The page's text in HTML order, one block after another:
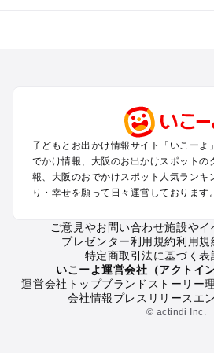
梅田・キタ・淀屋橋・本町・福島のプ
東大阪・八尾・寝屋川・守口・門真の
大阪ベイエリア（USJ・南港）のプー
なんば・心斎橋・道頓堀・四ツ橋・ミ
天王寺・阿倍野・上本町・長居のプー
新大阪・江坂・十三のプールお出かけ
大阪の定番お出かけスポット
大阪の遊園地
大阪の動物園
子どもとお出かけ情報サイト「いこーよ
でかけ情報、大阪のお出かけスポットの
報、大阪のおでかけスポット人気ランキ
り・幸せを願って日々運営しております。
ご意見やお問い合わせ施設やイ
プレゼンター利用規約利用規
特定商取引法に基づく表
いこーよ運営会社（アクトイ
運営会社トップブランドストーリー
会社情報プレスリリース エ
© actindi Inc.